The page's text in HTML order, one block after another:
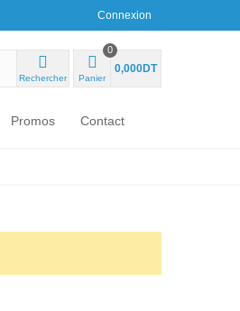
Connexion
Rechercher Panier
0
0,000DT
Promos Contact